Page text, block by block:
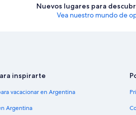
Nuevos lugares para
Vea nuestro mundo de
inspirarte
vacacionar en Argentina
Argentina